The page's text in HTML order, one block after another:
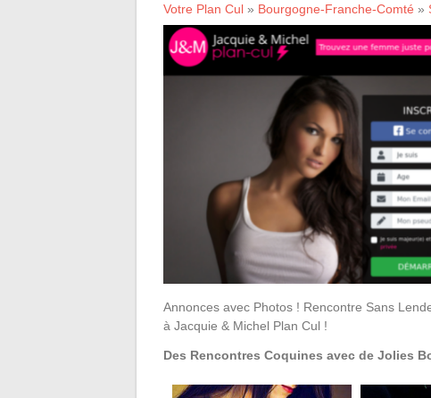
Votre Plan Cul » Bourgogne-Franche-Comté »
Annonces avec Photos ! Rencontre Sans
à Jacquie & Michel Plan Cul !
Des Rencontres Coquines avec de Jolies